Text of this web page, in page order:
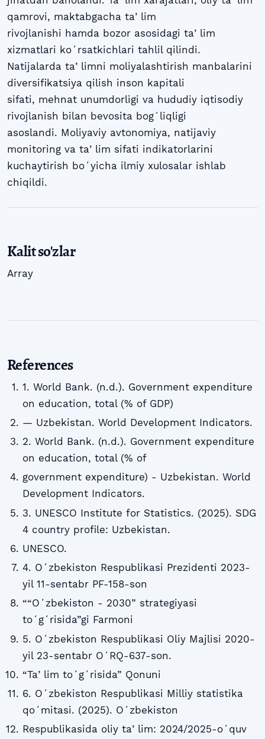
qamrovi, maktabgacha taʼlim
rivojlanishi hamda bozor asosidagi taʼlim
xizmatlari koʻrsatkichlari tahlil qilindi.
Natijalarda taʼlimni moliyalashtirish manbalarini
diversifikatsiya qilish inson kapitali
sifati, mehnat unumdorligi va hududiy iqtisodiy
rivojlanish bilan bevosita bogʻliqligi
asoslandi. Moliyaviy avtonomiya, natijaviy
monitoring va taʼlim sifati indikatorlarini
kuchaytirish boʻyicha ilmiy xulosalar ishlab
chiqildi.
Kalit so'zlar
Array
References
1. World Bank. (n.d.). Government expenditure
on education, total (% of GDP)
— Uzbekistan. World Development Indicators.
2. World Bank. (n.d.). Government expenditure
on education, total (% of
government expenditure) - Uzbekistan. World
Development Indicators.
3. UNESCO Institute for Statistics. (2025). SDG
4 country profile: Uzbekistan.
UNESCO.
4. Oʻzbekiston Respublikasi Prezidenti 2023-
yil 11-sentabr PF-158-son
““Oʻzbekiston - 2030” strategiyasi
toʻgʻrisida”gi Farmoni
5. Oʻzbekiston Respublikasi Oliy Majlisi 2020-
yil 23-sentabr OʻRQ-637-son.
“Taʼlim toʻgʻrisida” Qonuni
6. Oʻzbekiston Respublikasi Milliy statistika
qoʻmitasi. (2025). Oʻzbekiston
Respublikasida oliy taʼlim: 2024/2025-oʻquv